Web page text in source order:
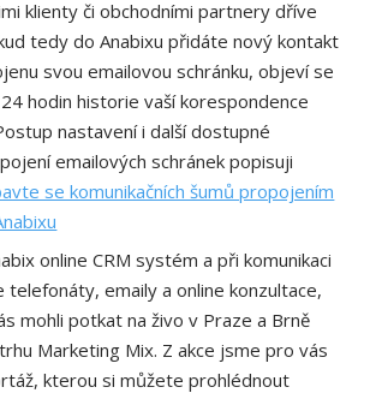
klienty či obchodními partnery dříve
tedy do Anabixu přidáte nový kontakt
svou emailovou schránku, objeví se
hodin historie vaší korespondence
nastavení i další dostupné
emailových schránek popisuji
se komunikačních šumů propojením
online CRM systém a při komunikaci
emaily a online konzultace,
mohli potkat na živo v Praze a Brně
Marketing Mix. Z akce jsme pro vás
kterou si můžete prohlédnout